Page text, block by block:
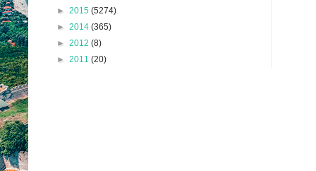
► 2015 (5274)
► 2014 (365)
► 2012 (8)
► 2011 (20)